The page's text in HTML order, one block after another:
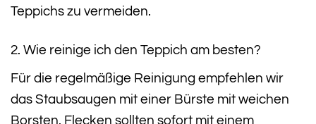
Teppichs zu vermeiden.
2. Wie reinige ich den Teppich am besten?
Für die regelmäßige Reinigung empfehlen wir
das Staubsaugen mit einer Bürste mit weichen
Borsten. Flecken sollten sofort mit einem